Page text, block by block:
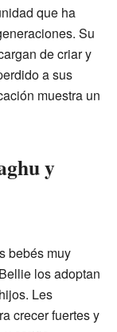
que ha
Su
de criar y
a sus
muestra un
y
bebés muy
los adoptan
Les
crecer fuertes y